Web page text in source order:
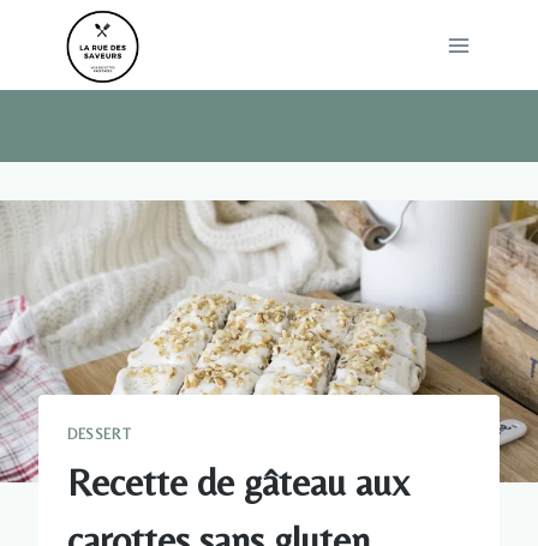
DESSERT
Recette de gâteau aux